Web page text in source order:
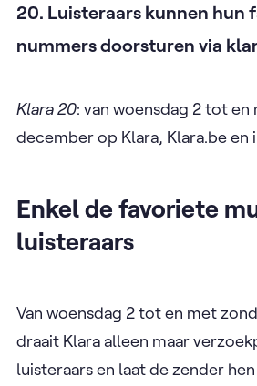
20. Luisteraars kunnen hun
nummers doorsturen via
Klara 20: van woensdag 2 tot
december op Klara, Klara.be en
Enkel de favoriete
luisteraars
Van woensdag 2 tot en met
draait Klara alleen maar
luisteraars en laat de zender